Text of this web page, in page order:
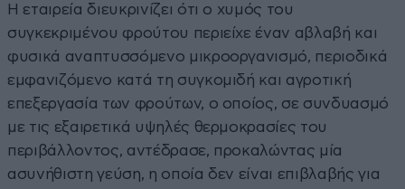
Η εταιρεία διευκρινίζει ότι ο χυμός του
συγκεκριμένου φρούτου περιείχε έναν αβλαβή και
φυσικά αναπτυσσόμενο μικροοργανισμό, περιοδικά
εμφανιζόμενο κατά τη συγκομιδή και αγροτική
επεξεργασία των φρούτων, ο οποίος, σε συνδυασμό
με τις εξαιρετικά υψηλές θερμοκρασίες του
περιβάλλοντος, αντέδρασε, προκαλώντας μία
ασυνήθιστη γεύση, η οποία δεν είναι επιβλαβής για